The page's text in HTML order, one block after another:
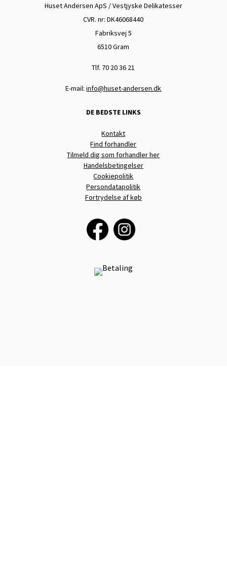
Huset Andersen ApS / Vestjyske Delikatesser
CVR. nr: DK46068440
Fabriksvej 5
6510 Gram
Tlf. 70 20 36 21
E-mail:info@huset-andersen.dk
DE BEDSTE LINKS
Kontakt
Find forhandler
Tilmeld dig som forhandler her
Handelsbetingelser
Cookiepolitik
Persondatapolitik
Fortrydelse af køb